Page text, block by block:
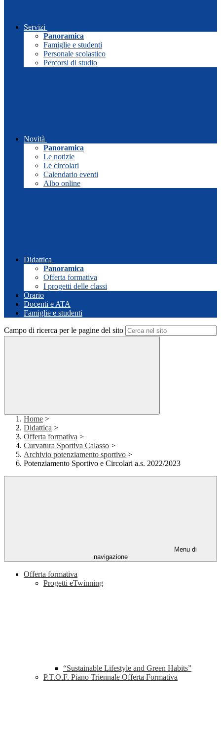
Servizi
Panoramica
Famiglie e studenti
Personale scolastico
Percorsi di studio
Novità
Panoramica
Le notizie
Le circolari
Calendario eventi
Albo online
Didattica
Panoramica
Offerta formativa
I progetti delle classi
Orario
Docenti e ATA
Famiglie e studenti
Campo di ricerca per le pagine del sito
Home >
Didattica >
Offerta formativa >
Curvatura Sportiva Calasso >
Archivio potenziamento sportivo >
Potenziamento Sportivo e Circolari a.s. 2022/2023
Menu di
navigazione
Offerta formativa
Progetti eTwinning
“Sustainable Lifestyle and Green Habits”
P.T.O.F. Piano Triennale Offerta Formativa